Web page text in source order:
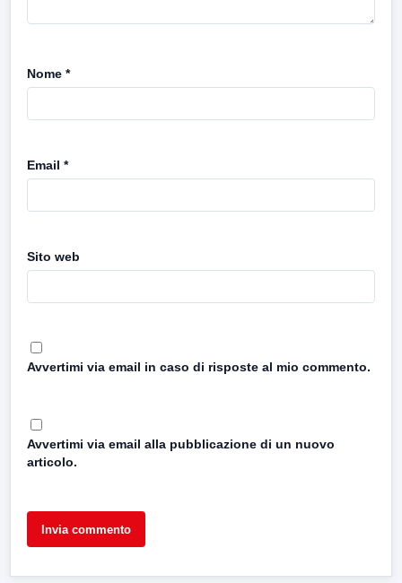
Nome *
Email *
Sito web
Avvertimi via email in caso di risposte al mio commento.
Avvertimi via email alla pubblicazione di un nuovo
articolo.